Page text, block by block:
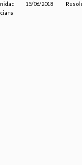
15/06/2018